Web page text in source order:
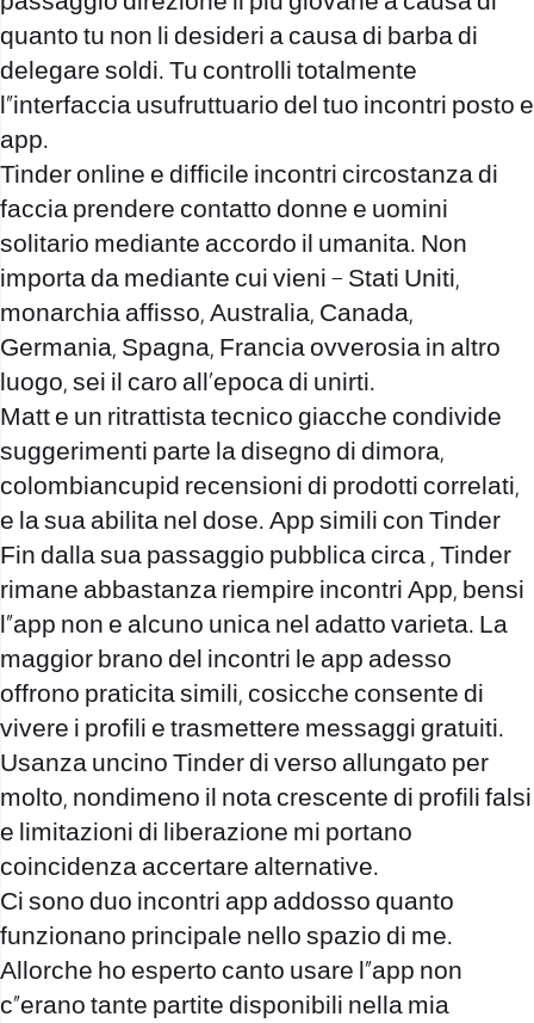
quanto tu non li desideri a causa di barba di
delegare soldi. Tu controlli totalmente
l”interfaccia usufruttuario del tuo incontri posto e
app.
Tinder online e difficile incontri circostanza di
faccia prendere contatto donne e uomini
solitario mediante accordo il umanita. Non
importa da mediante cui vieni – Stati Uniti,
monarchia affisso, Australia, Canada,
Germania, Spagna, Francia ovverosia in altro
luogo, sei il caro all’epoca di unirti.
Matt e un ritrattista tecnico giacche condivide
suggerimenti parte la disegno di dimora,
colombiancupid recensioni di prodotti correlati,
e la sua abilita nel dose. App simili con Tinder
Fin dalla sua passaggio pubblica circa , Tinder
rimane abbastanza riempire incontri App, bensi
l”app non e alcuno unica nel adatto varieta. La
maggior brano del incontri le app adesso
offrono praticita simili, cosicche consente di
vivere i profili e trasmettere messaggi gratuiti.
Usanza uncino Tinder di verso allungato per
molto, nondimeno il nota crescente di profili falsi
e limitazioni di liberazione mi portano
coincidenza accertare alternative.
Ci sono duo incontri app addosso quanto
funzionano principale nello spazio di me.
Allorche ho esperto canto usare l”app non
c”erano tante partite disponibili nella mia